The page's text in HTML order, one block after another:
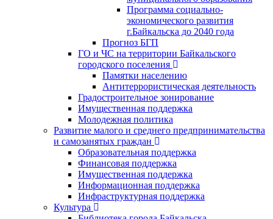
Программа социально-
экономического развития
г.Байкальска до 2040 года
Прогноз БГП
ГО и ЧС на территории Байкальского
городского поселения
Памятки населению
Антитеррористическая деятельность
Градостроительное зонирование
Имущественная поддержка
Молодежная политика
Развитие малого и среднего предпринимательства
и самозанятых граждан
Образовательная поддержка
Финансовая поддержка
Имущественная поддержка
Информационная поддержка
Инфраструктурная поддержка
Культура